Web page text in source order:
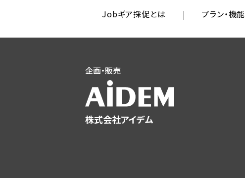
Jobギア採促とは プラン・機能
企画・販売
株式会社アイデム